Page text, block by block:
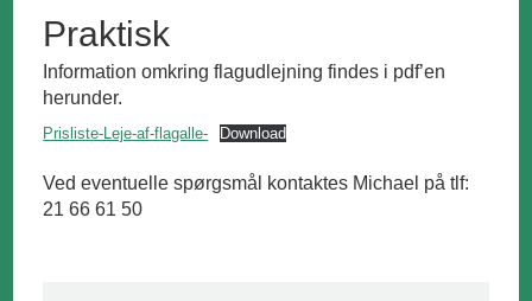
Praktisk
Information omkring flagudlejning findes i pdf’en
herunder.
Prisliste-Leje-af-flagalle- Download
Ved eventuelle spørgsmål kontaktes Michael på tlf:
21 66 61 50